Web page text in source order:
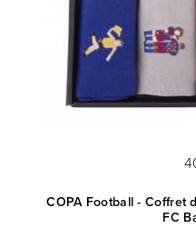
COPA Football - Coffret
FC